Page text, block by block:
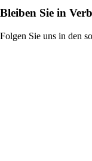
Bleiben Sie in
Folgen Sie uns in den